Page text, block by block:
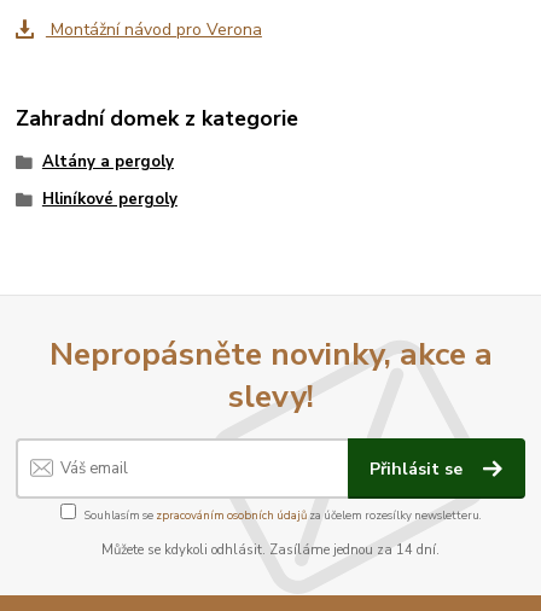
Montážní návod pro Verona
Zahradní domek z kategorie
Altány a pergoly
Hliníkové pergoly
Nepropásněte novinky, akce a
slevy!
Přihlásit se
Souhlasím se zpracováním osobních údajůza účelem rozesílky newsletteru.
Můžete se kdykoli odhlásit. Zasíláme jednou za 14 dní.